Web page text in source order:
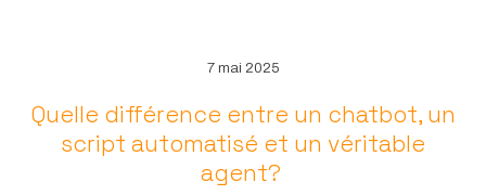
7 mai 2025
Quelle différence entre un chatbot, un
script automatisé et un véritable
agent?